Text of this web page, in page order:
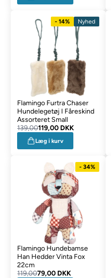
- 14% Nyhed
Flamingo Furtra Chaser
Hundelegetøj I Fåreskind
Assorteret Small
139,00119,00 DKK
Læg i kurv
- 34%
Flamingo Hundebamse
Han Hedder Vinta Fox
22cm
119,0079,00 DKK